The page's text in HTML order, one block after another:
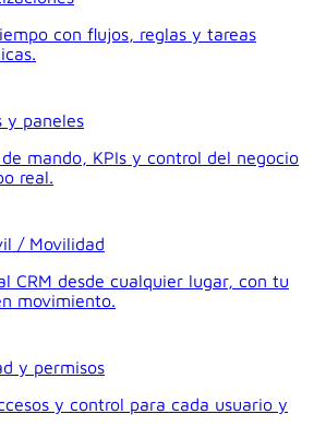
con flujos, reglas y tareas
y paneles
de mando, KPIs y control del negocio
real.
/ Movilidad
CRM desde cualquier lugar, con tu
movimiento.
y permisos
y control para cada usuario y